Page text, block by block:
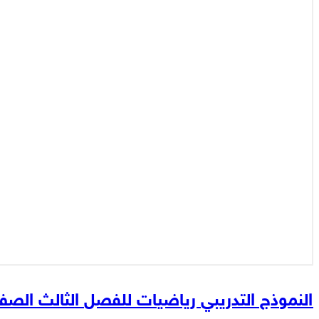
النموذج التدريبي رياضيات للفصل الثالث